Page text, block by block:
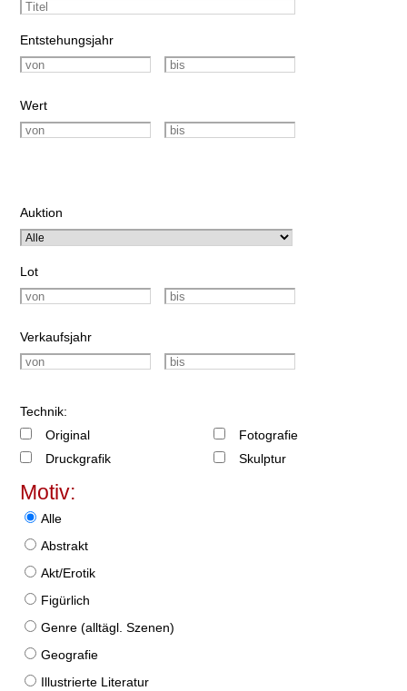
Entstehungsjahr
Wert
Auktion
Lot
Verkaufsjahr
Technik:
Original
Druckgrafik
Fotografie
Skulptur
Motiv:
Alle
Abstrakt
Akt/Erotik
Figürlich
Genre (alltägl. Szenen)
Geografie
Illustrierte Literatur